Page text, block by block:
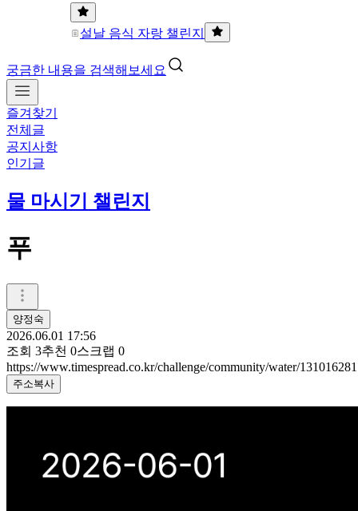
설날 음식 자랑 챌린지
궁금한 내용을 검색해보세요
즐겨찾기
전체글
공지사항
인기글
물 마시기 챌린지
푸
양정숙
2026.06.01 17:56
조회 3추천 0스크랩 0
https://www.timespread.co.kr/challenge/community/water/131016281
주소복사